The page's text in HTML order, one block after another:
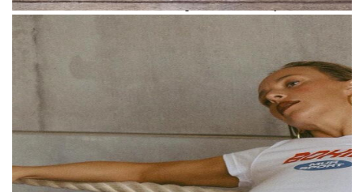
было известно еще в прошлом году,
а в декабре они детально обсудили этот
вопрос. Тогда Мур попросила Карину
изменить шрифт логотипа — та выполнила
это условие, и сейчас считает обвинения
в плагиате необоснованными.
Слева — логотип бренда Карины
справа — логотип бренда Мадонны Мур
Мадонна Мур предоставила The Blueprint
документы, касательно регистрации
товарного знака Mur.Первый документ —